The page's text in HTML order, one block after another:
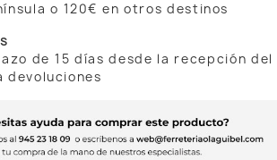
o 120€ en otros destinos
de 15 días desde la recepción del
devoluciones